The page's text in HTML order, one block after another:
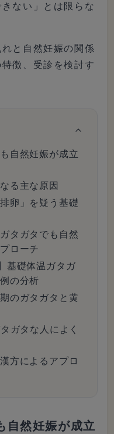
ない」とは限らな
と自然妊娠の関係
徴、受診を検討す
自然妊娠が成立
る主な原因
卵」を疑う基礎
タガタでも自然
ローチ
基礎体温ガタガ
の分析
のガタガタと黄
ガタな人によく
方によるアプロ
自然妊娠が成立